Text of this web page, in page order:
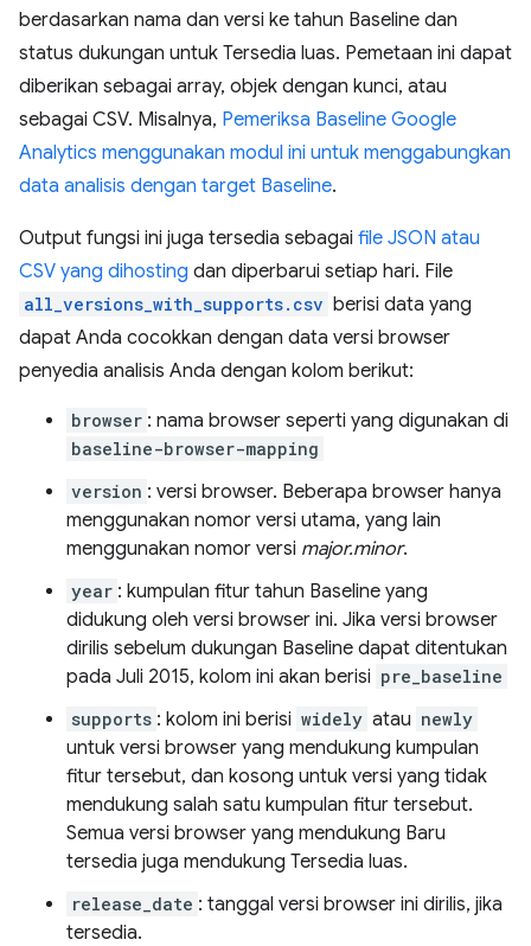
berdasarkan nama dan versi ke tahun Baseline dan
status dukungan untuk Tersedia luas. Pemetaan ini dapat
diberikan sebagai array, objek dengan kunci, atau
sebagai CSV. Misalnya, Pemeriksa Baseline Google
Analytics menggunakan modul ini untuk menggabungkan
data analisis dengan target Baseline.
Output fungsi ini juga tersedia sebagai file JSON atau
CSV yang dihosting dan diperbarui setiap hari. File
all_versions_with_supports.csv berisi data yang
dapat Anda cocokkan dengan data versi browser
penyedia analisis Anda dengan kolom berikut:
browser : nama browser seperti yang digunakan di
baseline-browser-mapping
version : versi browser. Beberapa browser hanya
menggunakan nomor versi utama, yang lain
menggunakan nomor versi major.minor.
year : kumpulan fitur tahun Baseline yang
didukung oleh versi browser ini. Jika versi browser
dirilis sebelum dukungan Baseline dapat ditentukan
pada Juli 2015, kolom ini akan berisi pre_baseline
supports : kolom ini berisi widely atau newly
untuk versi browser yang mendukung kumpulan
fitur tersebut, dan kosong untuk versi yang tidak
mendukung salah satu kumpulan fitur tersebut.
Semua versi browser yang mendukung Baru
tersedia juga mendukung Tersedia luas.
release_date : tanggal versi browser ini dirilis, jika
tersedia.